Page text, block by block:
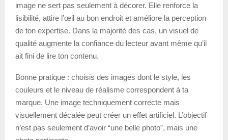
image ne sert pas seulement à décorer. Elle renforce la
lisibilité, attire l’œil au bon endroit et améliore la perception
de ton expertise. Dans la majorité des cas, un visuel de
qualité augmente la confiance du lecteur avant même qu’il
ait fini de lire ton contenu.
Bonne pratique : choisis des images dont le style, les
couleurs et le niveau de réalisme correspondent à ta
marque. Une image techniquement correcte mais
visuellement décalée peut créer un effet artificiel. L’objectif
n’est pas seulement d’avoir “une belle photo”, mais une